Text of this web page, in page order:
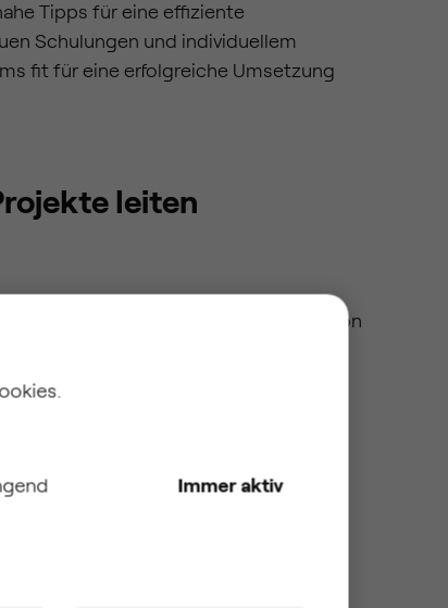
Tipps für eine effiziente
Schulungen und individuellem
fit für eine erfolgreiche Umsetzung
leiten
Projektleitung oder Projektkoordination
unterstützen wir bei der Planung und
sind. Retrospektiven machen
Immer aktiv